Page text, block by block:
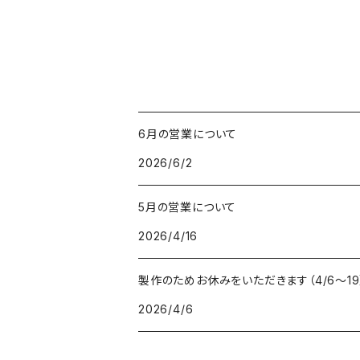
6月の営業について
2026/6/2
5月の営業について
2026/4/16
製作のためお休みをいただきます（4/6〜19
2026/4/6